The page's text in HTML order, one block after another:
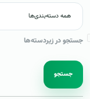
جستجو در زیردسته‌ها
جستجو